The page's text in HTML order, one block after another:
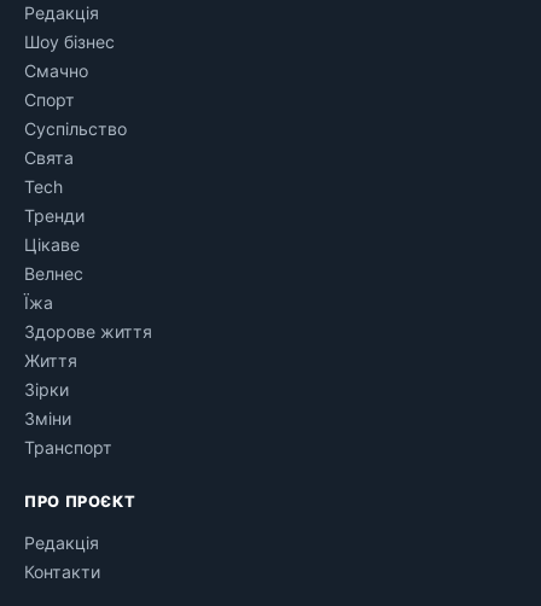
Редакція
Шоу бізнес
Смачно
Спорт
Суспільство
Свята
Tech
Тренди
Цікаве
Велнес
Їжа
Здорове життя
Життя
Зірки
Зміни
Транспорт
ПРО ПРОЄКТ
Редакція
Контакти